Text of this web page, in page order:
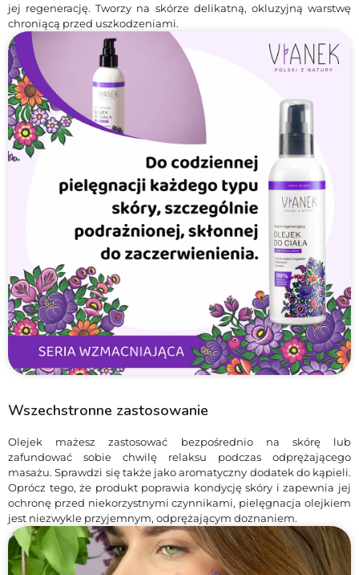
jej regenerację. Tworzy na skórze delikatną, okluzyjną warstwę
chroniącą przed uszkodzeniami.
Wszechstronne zastosowanie
Olejek mażesz zastosować bezpośrednio na skórę lub
zafundować sobie chwilę relaksu podczas odprężającego
masażu. Sprawdzi się także jako aromatyczny dodatek do kąpieli.
Oprócz tego, że produkt poprawia kondycję skóry i zapewnia jej
ochronę przed niekorzystnymi czynnikami, pielęgnacja olejkiem
jest niezwykle przyjemnym, odprężającym doznaniem.